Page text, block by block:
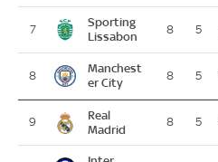
7
Sporting
Lissabon
8 5
8
Manchest
er City
8 5
9
Real
Madrid
8 5